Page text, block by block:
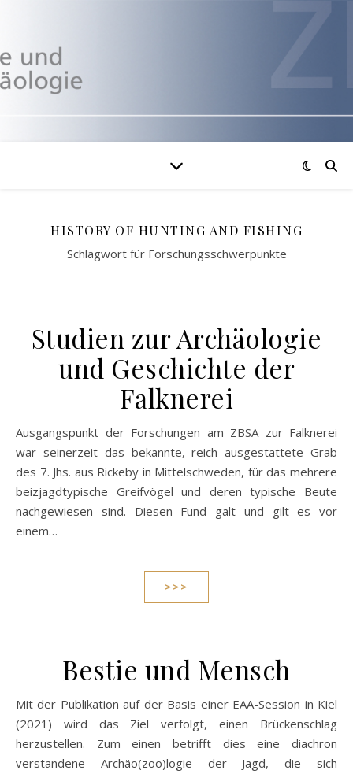
HISTORY OF HUNTING AND FISHING
Schlagwort für Forschungsschwerpunkte
Studien zur Archäologie
und Geschichte der
Falknerei
Ausgangspunkt der Forschungen am ZBSA zur Falknerei
war seinerzeit das bekannte, reich ausgestattete Grab
des 7. Jhs. aus Rickeby in Mittelschweden, für das mehrere
beizjagdtypische Greifvögel und deren typische Beute
nachgewiesen sind. Diesen Fund galt und gilt es vor
einem…
>>>
Bestie und Mensch
Mit der Publikation auf der Basis einer EAA-Session in Kiel
(2021) wird das Ziel verfolgt, einen Brückenschlag
herzustellen. Zum einen betrifft dies eine diachron
verstandene Archäo(zoo)logie der Jagd, die sich